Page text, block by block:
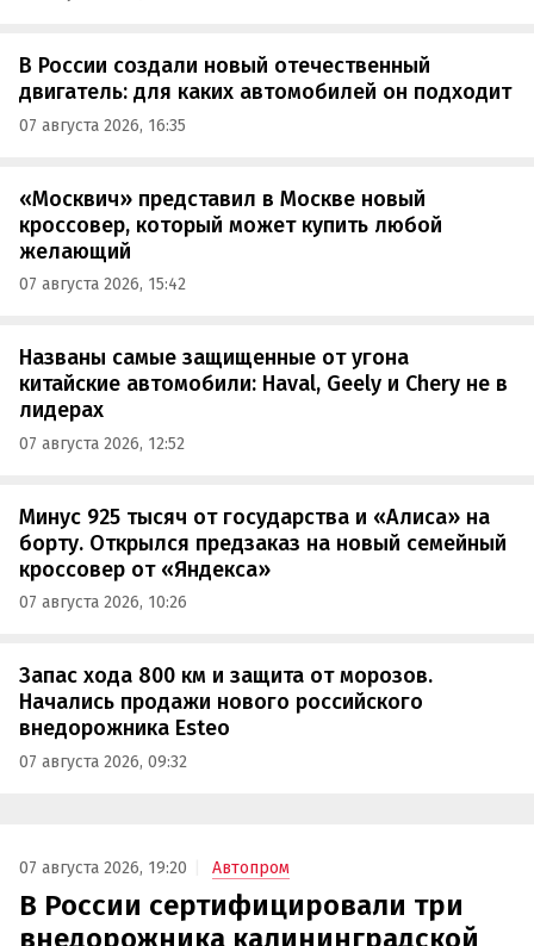
В России создали новый отечественный
двигатель: для каких автомобилей он подходит
07 августа 2026, 16:35
«Москвич» представил в Москве новый
кроссовер, который может купить любой
желающий
07 августа 2026, 15:42
Названы самые защищенные от угона
китайские автомобили: Haval, Geely и Chery не в
лидерах
07 августа 2026, 12:52
Минус 925 тысяч от государства и «Алиса» на
борту. Открылся предзаказ на новый семейный
кроссовер от «Яндекса»
07 августа 2026, 10:26
Запас хода 800 км и защита от морозов.
Начались продажи нового российского
внедорожника Esteo
07 августа 2026, 09:32
07 августа 2026, 19:20 Автопром
В России сертифицировали три
внедорожника калининградской